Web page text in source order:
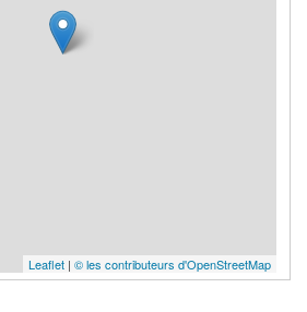
Leaflet | © les contributeurs d'OpenStreetMap